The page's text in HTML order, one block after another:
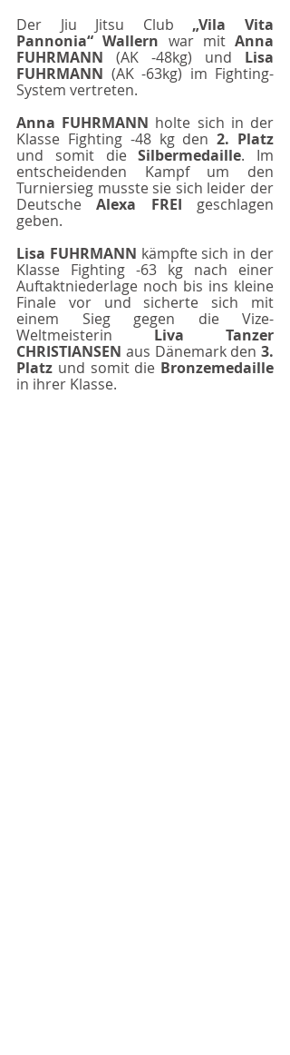
Der Jiu Jitsu Club „Vila Vita
Pannonia“ Wallern war mit Anna
FUHRMANN (AK -48kg) und Lisa
FUHRMANN (AK -63kg) im Fighting-
System vertreten.
Anna FUHRMANN holte sich in der
Klasse Fighting -48 kg den
und somit die Silbermedaille. Im
entscheidenden Kampf um den
Turniersieg musste sie sich leider der
Deutsche Alexa FREI geschlagen
geben.
Lisa FUHRMANN kämpfte sich in der
Klasse Fighting -63 kg nach einer
Auftaktniederlage noch bis ins kleine
Finale vor und sicherte sich mit
einem Sieg gegen die Vize-
Weltmeisterin Liva Tanzer
CHRISTIANSEN aus Dänemark den 3.
Platz und somit die
in ihrer Klasse.